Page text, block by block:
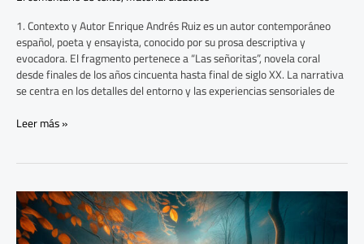
1. Contexto y Autor Enrique Andrés Ruiz es un autor contemporáneo
español, poeta y ensayista, conocido por su prosa descriptiva y
evocadora. El fragmento pertenece a “Las señoritas”, novela coral
desde finales de los años cincuenta hasta final de siglo XX. La narrativa
se centra en los detalles del entorno y las experiencias sensoriales de
Leer más »
La
Musa
Incansable: